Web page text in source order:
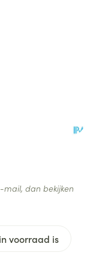
voorraad is
dan bekijken